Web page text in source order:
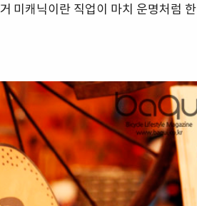
미캐닉이란 직업이 마치 운명처럼 한